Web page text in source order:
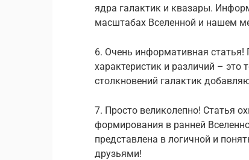
ядра галактик и квазары.
масштабах Вселенной и нашем
6. Очень информативная статья!
характеристик и различий – это
столкновений галактик
7. Просто великолепно! Статья
формирования в ранней
представлена в логичной и
друзьями!